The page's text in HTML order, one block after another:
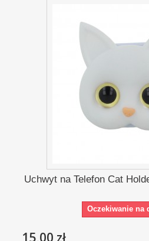
Uchwyt na Telefon Cat
Oczekiwanie na
15,00 zł